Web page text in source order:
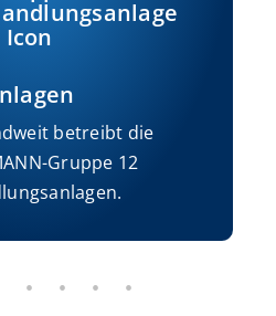
betreibt die
Gruppe 12